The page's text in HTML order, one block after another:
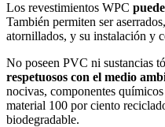
Los revestimientos WPC
También permiten ser
atornillados, y su instalación y
No poseen PVC ni sustancias
respetuosos con el medio
nocivas, componentes
material 100 por ciento
biodegradable.